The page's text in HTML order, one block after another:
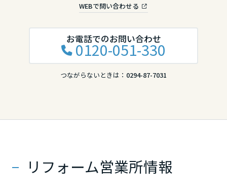
WEBで問い合わせる
お電話でのお問い合わせ
0120-051-330
つながらないときは： 0294-87-7031
リフォーム営業所情報